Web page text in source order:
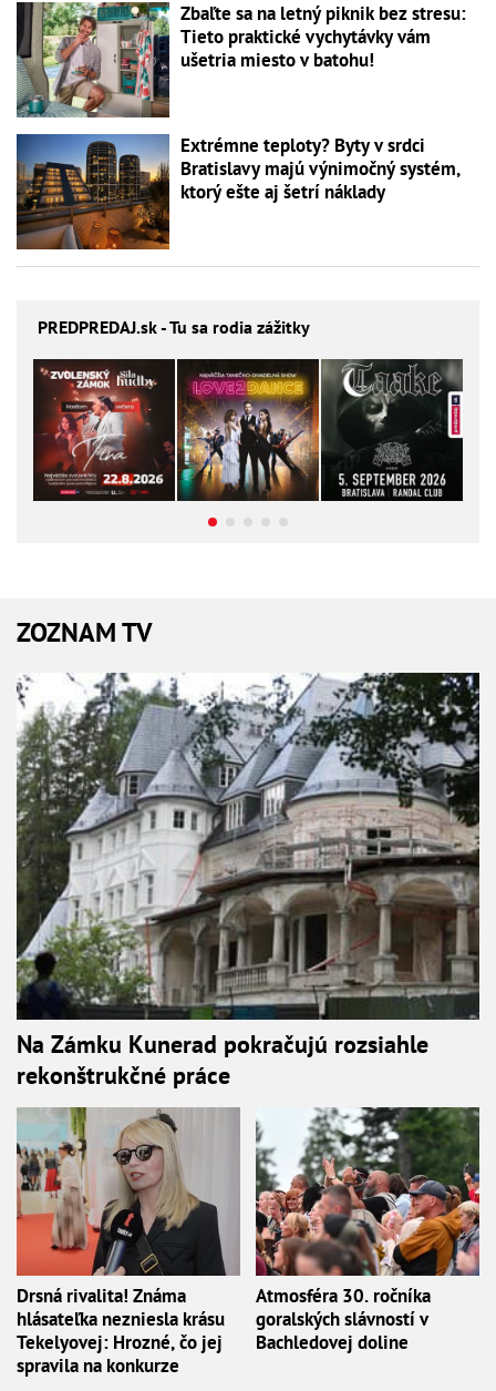
Zbaľte sa na letný piknik bez stresu:
Tieto praktické vychytávky vám
ušetria miesto v batohu!
Extrémne teploty? Byty v srdci
Bratislavy majú výnimočný systém,
ktorý ešte aj šetrí náklady
PREDPREDAJ.sk - Tu sa rodia zážitky
ZOZNAM TV
Na Zámku Kunerad pokračujú rozsiahle
rekonštrukčné práce
Drsná rivalita! Známa
hlásateľka nezniesla krásu
Tekelyovej: Hrozné, čo jej
spravila na konkurze
Atmosféra 30. ročníka
goralských slávností v
Bachledovej doline